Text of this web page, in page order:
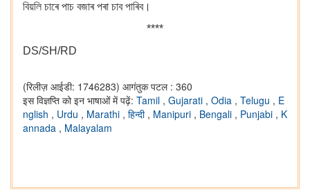
বিয়লি চাৰে পাচ বজাৰ পৰা চাব পাৰিব।
****
DS/SH/RD
(रिलीज़ आईडी: 1746283) आगंतुक पटल : 360
इस विज्ञप्ति को इन भाषाओं में पढ़ें: Tamil , Gujarati , Odia , Telugu , E
nglish , Urdu , Marathi , हिन्दी , Manipuri , Bengali , Punjabi , K
annada , Malayalam